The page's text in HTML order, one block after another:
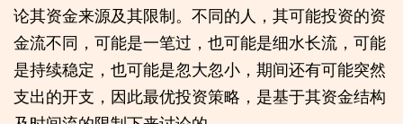
论其资金来源及其限制。不同的人，其可能投资的资
金流不同，可能是一笔过，也可能是细水长流，可能
是持续稳定，也可能是忽大忽小，期间还有可能突然
支出的开支，因此最优投资策略，是基于其资金结构